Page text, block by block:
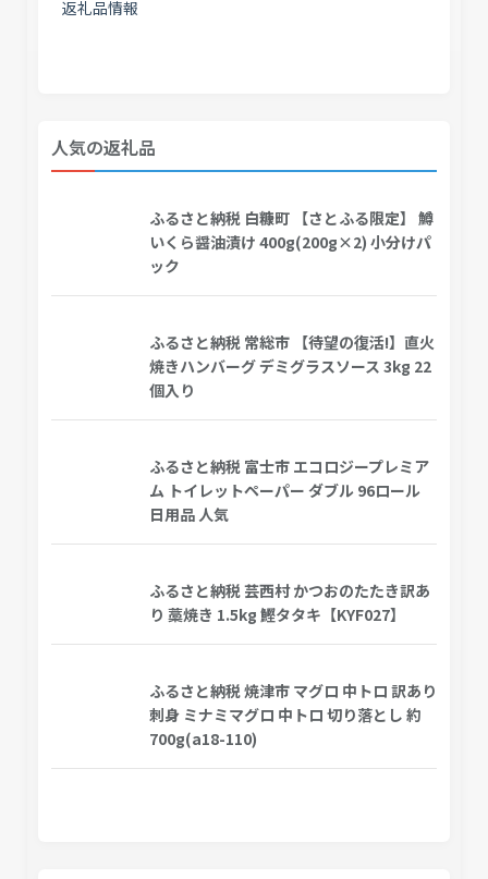
返礼品情報
人気の返礼品
ふるさと納税 白糠町 【さとふる限定】 鱒
いくら醤油漬け 400g(200g×2) 小分けパ
ック
ふるさと納税 常総市 【待望の復活!】直火
焼きハンバーグ デミグラスソース 3kg 22
個入り
ふるさと納税 富士市 エコロジープレミア
ム トイレットペーパー ダブル 96ロール
日用品 人気
ふるさと納税 芸西村 かつおのたたき訳あ
り 藁焼き 1.5kg 鰹タタキ【KYF027】
ふるさと納税 焼津市 マグロ 中トロ 訳あり
刺身 ミナミマグロ 中トロ 切り落とし 約
700g(a18-110)